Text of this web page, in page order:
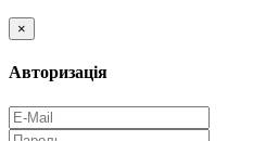
×
Авторизація